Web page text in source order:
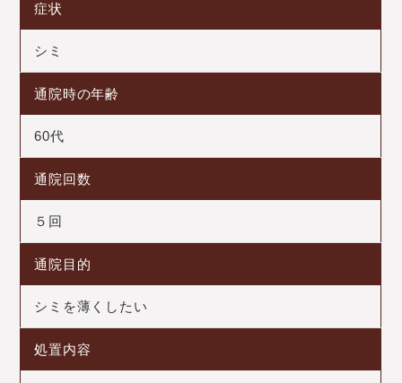
症状
シミ
通院時の年齢
60代
通院回数
５回
通院目的
シミを薄くしたい
処置内容